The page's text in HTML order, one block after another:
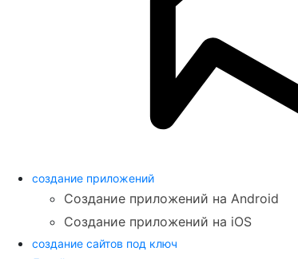
создание приложений
Создание приложений на Android
Создание приложений на iOS
создание сайтов под ключ